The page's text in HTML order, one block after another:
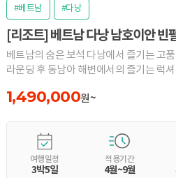
#베트남 #다낭
[리조트] 베트남 다낭 남호이안
베트남의 숨은 보석 다낭에서 즐기는 고
라운딩 후 동남아 해변에서의 즐기는 럭
1,490,000원~
여행일정
3박5일
적용기간
4월~9월